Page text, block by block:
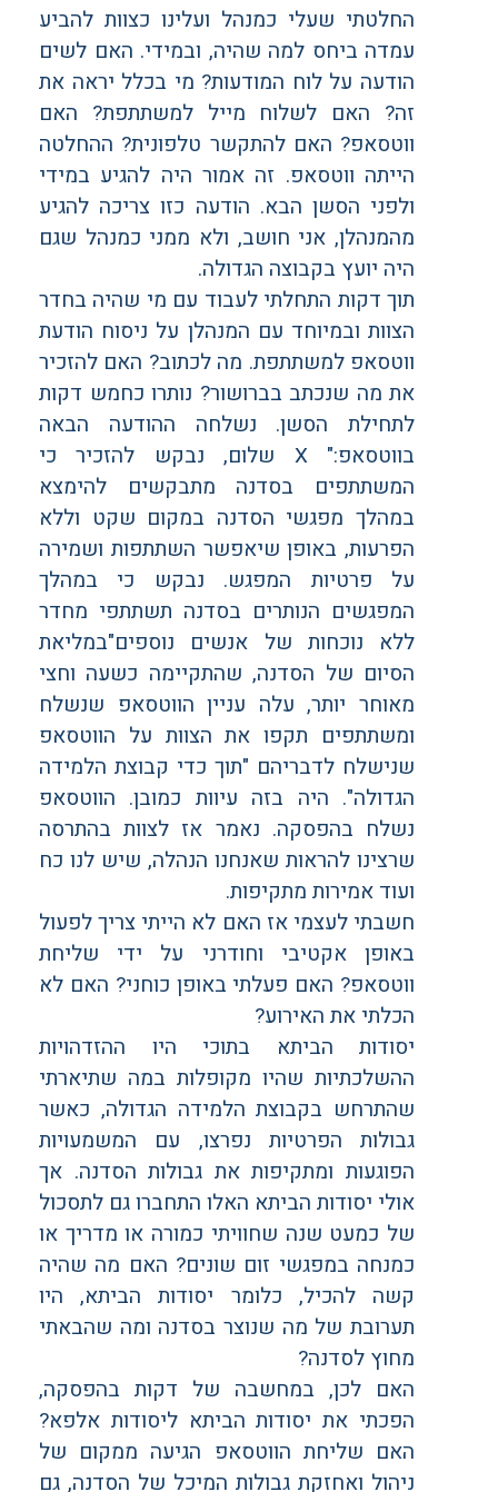
החלטתי שעלי כמנהל ועלינו כצוות להביע
עמדה ביחס למה שהיה, ובמידי. האם לשים
הודעה על לוח המודעות? מי בכלל יראה את
זה? האם לשלוח מייל למשתתפת? האם
ווטסאפ? האם להתקשר טלפונית? ההחלטה
הייתה ווטסאפ. זה אמור היה להגיע במידי
ולפני הסשן הבא. הודעה כזו צריכה להגיע
מהמנהלן, אני חושב, ולא ממני כמנהל שגם
היה יועץ בקבוצה הגדולה.
תוך דקות התחלתי לעבוד עם מי שהיה בחדר
הצוות ובמיוחד עם המנהלן על ניסוח הודעת
ווטסאפ למשתתפת. מה לכתוב? האם להזכיר
את מה שנכתב בברושור? נותרו כחמש דקות
לתחילת הסשן. נשלחה ההודעה הבאה
בווטסאפ:" X שלום, נבקש להזכיר כי
המשתתפים בסדנה מתבקשים להימצא
במהלך מפגשי הסדנה במקום שקט וללא
הפרעות, באופן שיאפשר השתתפות ושמירה
על פרטיות המפגש. נבקש כי במהלך
המפגשים הנותרים בסדנה תשתתפי מחדר
ללא נוכחות של אנשים נוספים"במליאת
הסיום של הסדנה, שהתקיימה כשעה וחצי
מאוחר יותר, עלה עניין הווטסאפ שנשלח
ומשתתפים תקפו את הצוות על הווטסאפ
שנישלח לדבריהם "תוך כדי קבוצת הלמידה
הגדולה". היה בזה עיוות כמובן. הווטסאפ
נשלח בהפסקה. נאמר אז לצוות בהתרסה
שרצינו להראות שאנחנו הנהלה, שיש לנו כח
ועוד אמירות מתקיפות.
חשבתי לעצמי אז האם לא הייתי צריך לפעול
באופן אקטיבי וחודרני על ידי שליחת
ווטסאפ? האם פעלתי באופן כוחני? האם לא
הכלתי את האירוע?
יסודות הביתא בתוכי היו ההזדהויות
ההשלכתיות שהיו מקופלות במה שתיארתי
שהתרחש בקבוצת הלמידה הגדולה, כאשר
גבולות הפרטיות נפרצו, עם המשמעויות
הפוגעות ומתקיפות את גבולות הסדנה. אך
אולי יסודות הביתא האלו התחברו גם לתסכול
של כמעט שנה שחוויתי כמורה או מדריך או
כמנחה במפגשי זום שונים? האם מה שהיה
קשה להכיל, כלומר יסודות הביתא, היו
תערובת של מה שנוצר בסדנה ומה שהבאתי
מחוץ לסדנה?
האם לכן, במחשבה של דקות בהפסקה,
הפכתי את יסודות הביתא ליסודות אלפא?
האם שליחת הווטסאפ הגיעה ממקום של
ניהול ואחזקת גבולות המיכל של הסדנה, גם